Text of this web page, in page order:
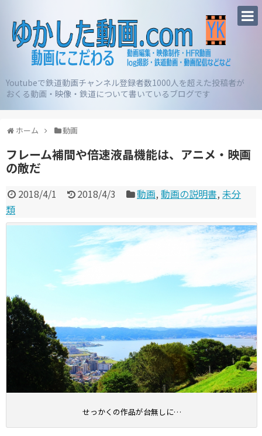
Youtubeで鉄道動画チャンネル登録者数1000人を超えた投稿者が
おくる動画・映像・鉄道について書いているブログです
ホーム 動画
フレーム補間や倍速液晶機能は、アニメ・映画
の敵だ
2018/4/1 2018/4/3 動画,動画の説明書,未分
類
せっかくの作品が台無しに…